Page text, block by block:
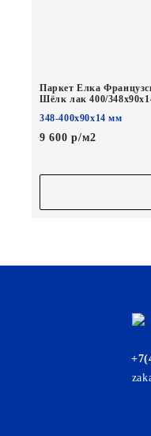
Паркет Елка
Шёлк лак 400/
348-400х90х14 мм
9 600 р/м2